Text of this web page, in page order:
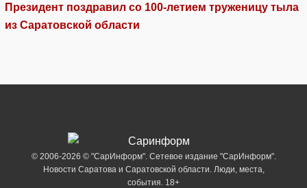
Президент поздравил со 100-летием труженицу тыла
из Саратовской области
© 2006-2026 © "СарИнформ". Сетевое издание "СарИнформ".
Новости Саратова и Саратовской области. Люди, места,
события. 18+